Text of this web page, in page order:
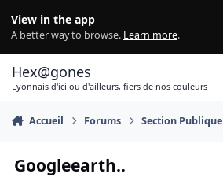
View in the app
A better way to browse. Learn more.
Hex@gones
Lyonnais d'ici ou d'ailleurs, fiers de nos couleurs
Accueil Forums Section Publique
Googleearth..